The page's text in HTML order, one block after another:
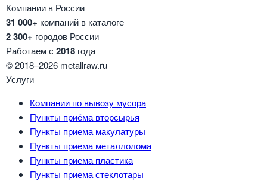
Компании в России
31 000+ компаний в каталоге
2 300+ городов России
Работаем с 2018 года
© 2018–2026 metallraw.ru
Услуги
Компании по вывозу мусора
Пункты приёма вторсырья
Пункты приема макулатуры
Пункты приема металлолома
Пункты приема пластика
Пункты приема стеклотары